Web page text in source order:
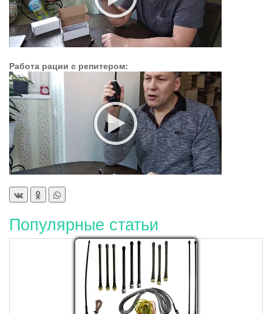
Работа рации с репитером:
Популярные статьи